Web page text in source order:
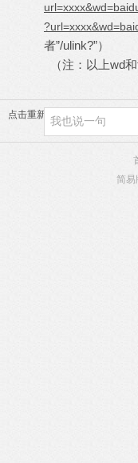
者”/ulink?”）
（注：以上wd
点击重新加载
简易